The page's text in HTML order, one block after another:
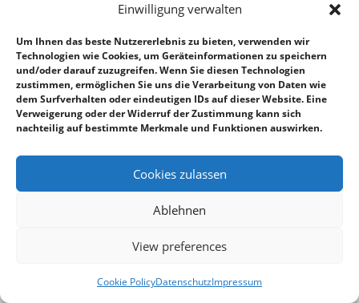
Einwilligung verwalten
Um Ihnen das beste Nutzererlebnis zu bieten, verwenden wir
Technologien wie Cookies, um Geräteinformationen zu speichern
und/oder darauf zuzugreifen. Wenn Sie diesen Technologien
zustimmen, ermöglichen Sie uns die Verarbeitung von Daten wie
dem Surfverhalten oder eindeutigen IDs auf dieser Website. Eine
Verweigerung oder der Widerruf der Zustimmung kann sich
nachteilig auf bestimmte Merkmale und Funktionen auswirken.
Cookies zulassen
Ablehnen
View preferences
Cookie PolicyDatenschutzImpressum